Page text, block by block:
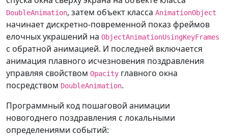
DoubleAnimation, затем объект класса AnimationObject
начинает дискретно-повременной показ фреймов
елочных украшений на ObjectAnimationUsingKeyFrames
с обратной анимацией. И последней включается
анимация плавного исчезновения поздравления
управляя свойством Opacity главного окна
посредством DoubleAnimation.
Программный код пошаговой анимации
новогоднего поздравления с локальными
определениями событий: